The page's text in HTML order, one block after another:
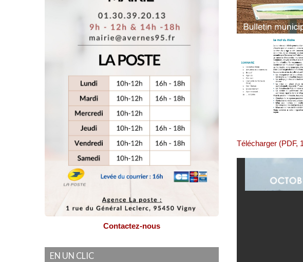
Télécharger (PDF,
Contactez-nous
EN UN CLIC